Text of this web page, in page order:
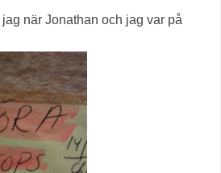
när Jonathan och jag var på